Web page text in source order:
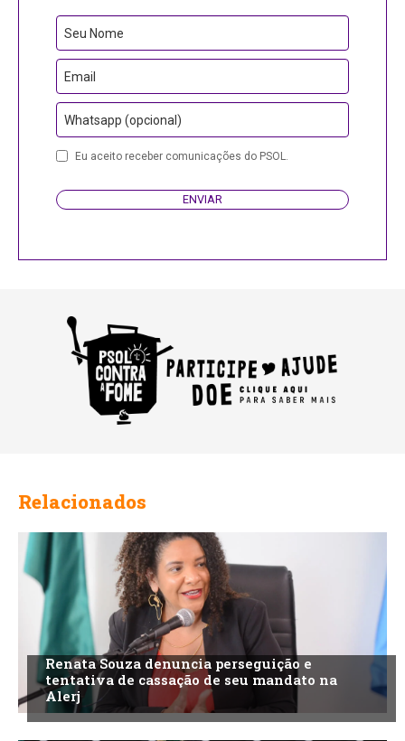
Seu Nome
Email
Whatsapp (opcional)
EmailEu aceito receber comunicações do PSOL.
ENVIAR
Relacionados
Renata Souza denuncia perseguição e
tentativa de cassação de seu mandato na
Alerj